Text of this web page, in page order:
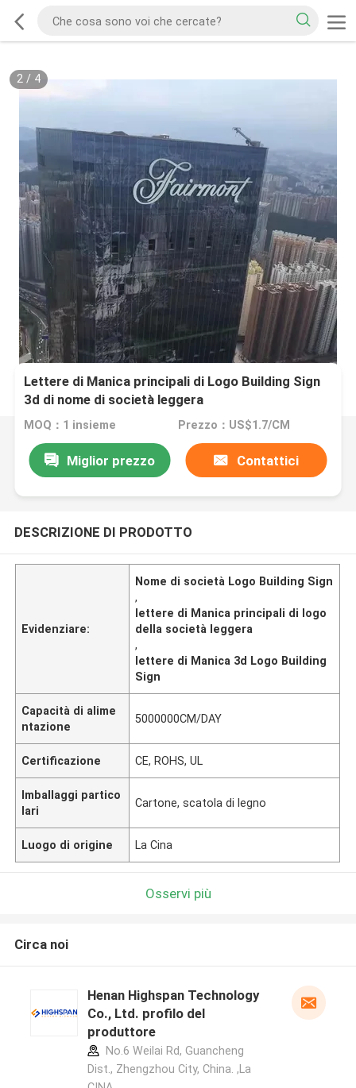
2/ 4
Lettere di Manica principali di Logo Building Sign
3d di nome di società leggera
MOQ：1 insieme Prezzo：US$1.7/CM
Miglior prezzo Contattici
DESCRIZIONE DI PRODOTTO
Evidenziare:
Nome di società Logo Building Sign
,
lettere di Manica principali di logo
della società leggera
,
lettere di Manica 3d Logo Building
Sign
Capacità di alime
ntazione
5000000CM/DAY
Certificazione CE, ROHS, UL
Imballaggi partico
lari
Cartone, scatola di legno
Luogo di origine La Cina
Osservi più
Circa noi
Henan Highspan Technology
Co., Ltd. profilo del
produttore
No.6 Weilai Rd, Guancheng
Dist., Zhengzhou City, China. ,La